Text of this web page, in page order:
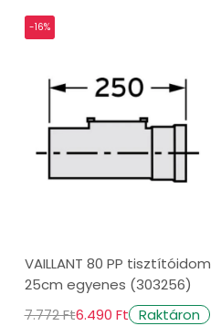
-16%
VAILLANT 80 PP tisztítóidom
25cm egyenes (303256)
7.772 Ft6.490 Ft Raktáron